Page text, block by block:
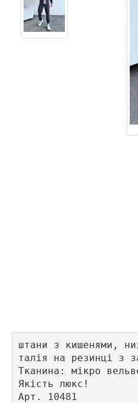
штани з кишенями,
талія на резинці з
Тканина: мікро
Якість люкс!
Арт. 10481